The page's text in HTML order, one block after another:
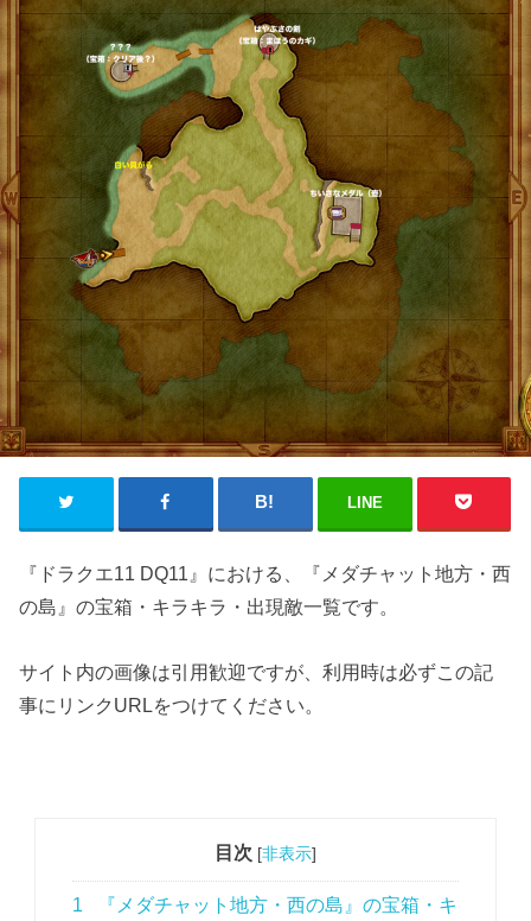
LINE
『ドラクエ11 DQ11』における、『メダチャット地方・西
の島』の宝箱・キラキラ・出現敵一覧です。
サイト内の画像は引用歓迎ですが、利用時は必ずこの記
事にリンクURLをつけてください。
目次 [非表示]
1
『メダチャット地方・西の島』の宝箱・キ